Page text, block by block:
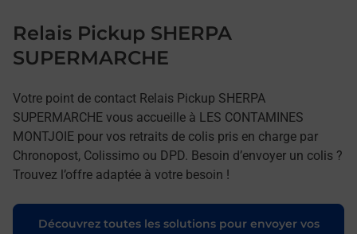
Relais Pickup SHERPA
SUPERMARCHE
Votre point de contact Relais Pickup SHERPA
SUPERMARCHE vous accueille à LES CONTAMINES
MONTJOIE pour vos retraits de colis pris en charge par
Chronopost, Colissimo ou DPD. Besoin d’envoyer un colis ?
Trouvez l’offre adaptée à votre besoin !
Découvrez toutes les solutions pour envoyer vos